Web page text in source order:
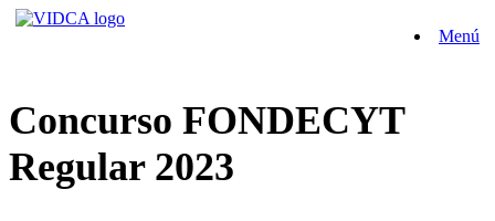
Saltar
Menú
Concurso FONDECYT
Regular 2023